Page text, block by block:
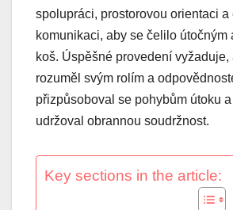
spolupráci, prostorovou orientaci a
komunikaci, aby se čelilo útočným
koš. Úspěšné provedení vyžaduje,
rozuměl svým rolím a
přizpůsoboval se pohybům útoku
udržoval obrannou soudržnost.
Key sections in the article: